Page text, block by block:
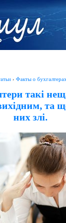
› Факты о бухгалтерах
такі
та
них злі.